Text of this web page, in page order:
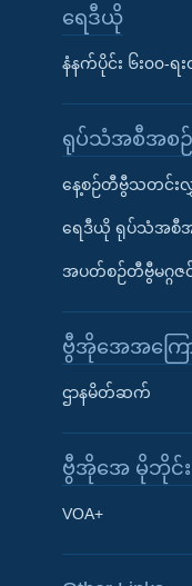
Learning English
ရေဒီယို
နံနက်ပိုင်း ၆း၀၀-ရး
ရုပ်သံအစီအစဉ်
နေ့စဉ်တီဗွီသတင်း
ရေဒီယို ရုပ်သံအစီ
အပတ်စဉ်တီဗွီမဂ္ဂဇင်
ဗွီအိုအေအကြေ
ဌာနမိတ်ဆက်
ဗွီအိုအေ မိုဘိုင်း
VOA+